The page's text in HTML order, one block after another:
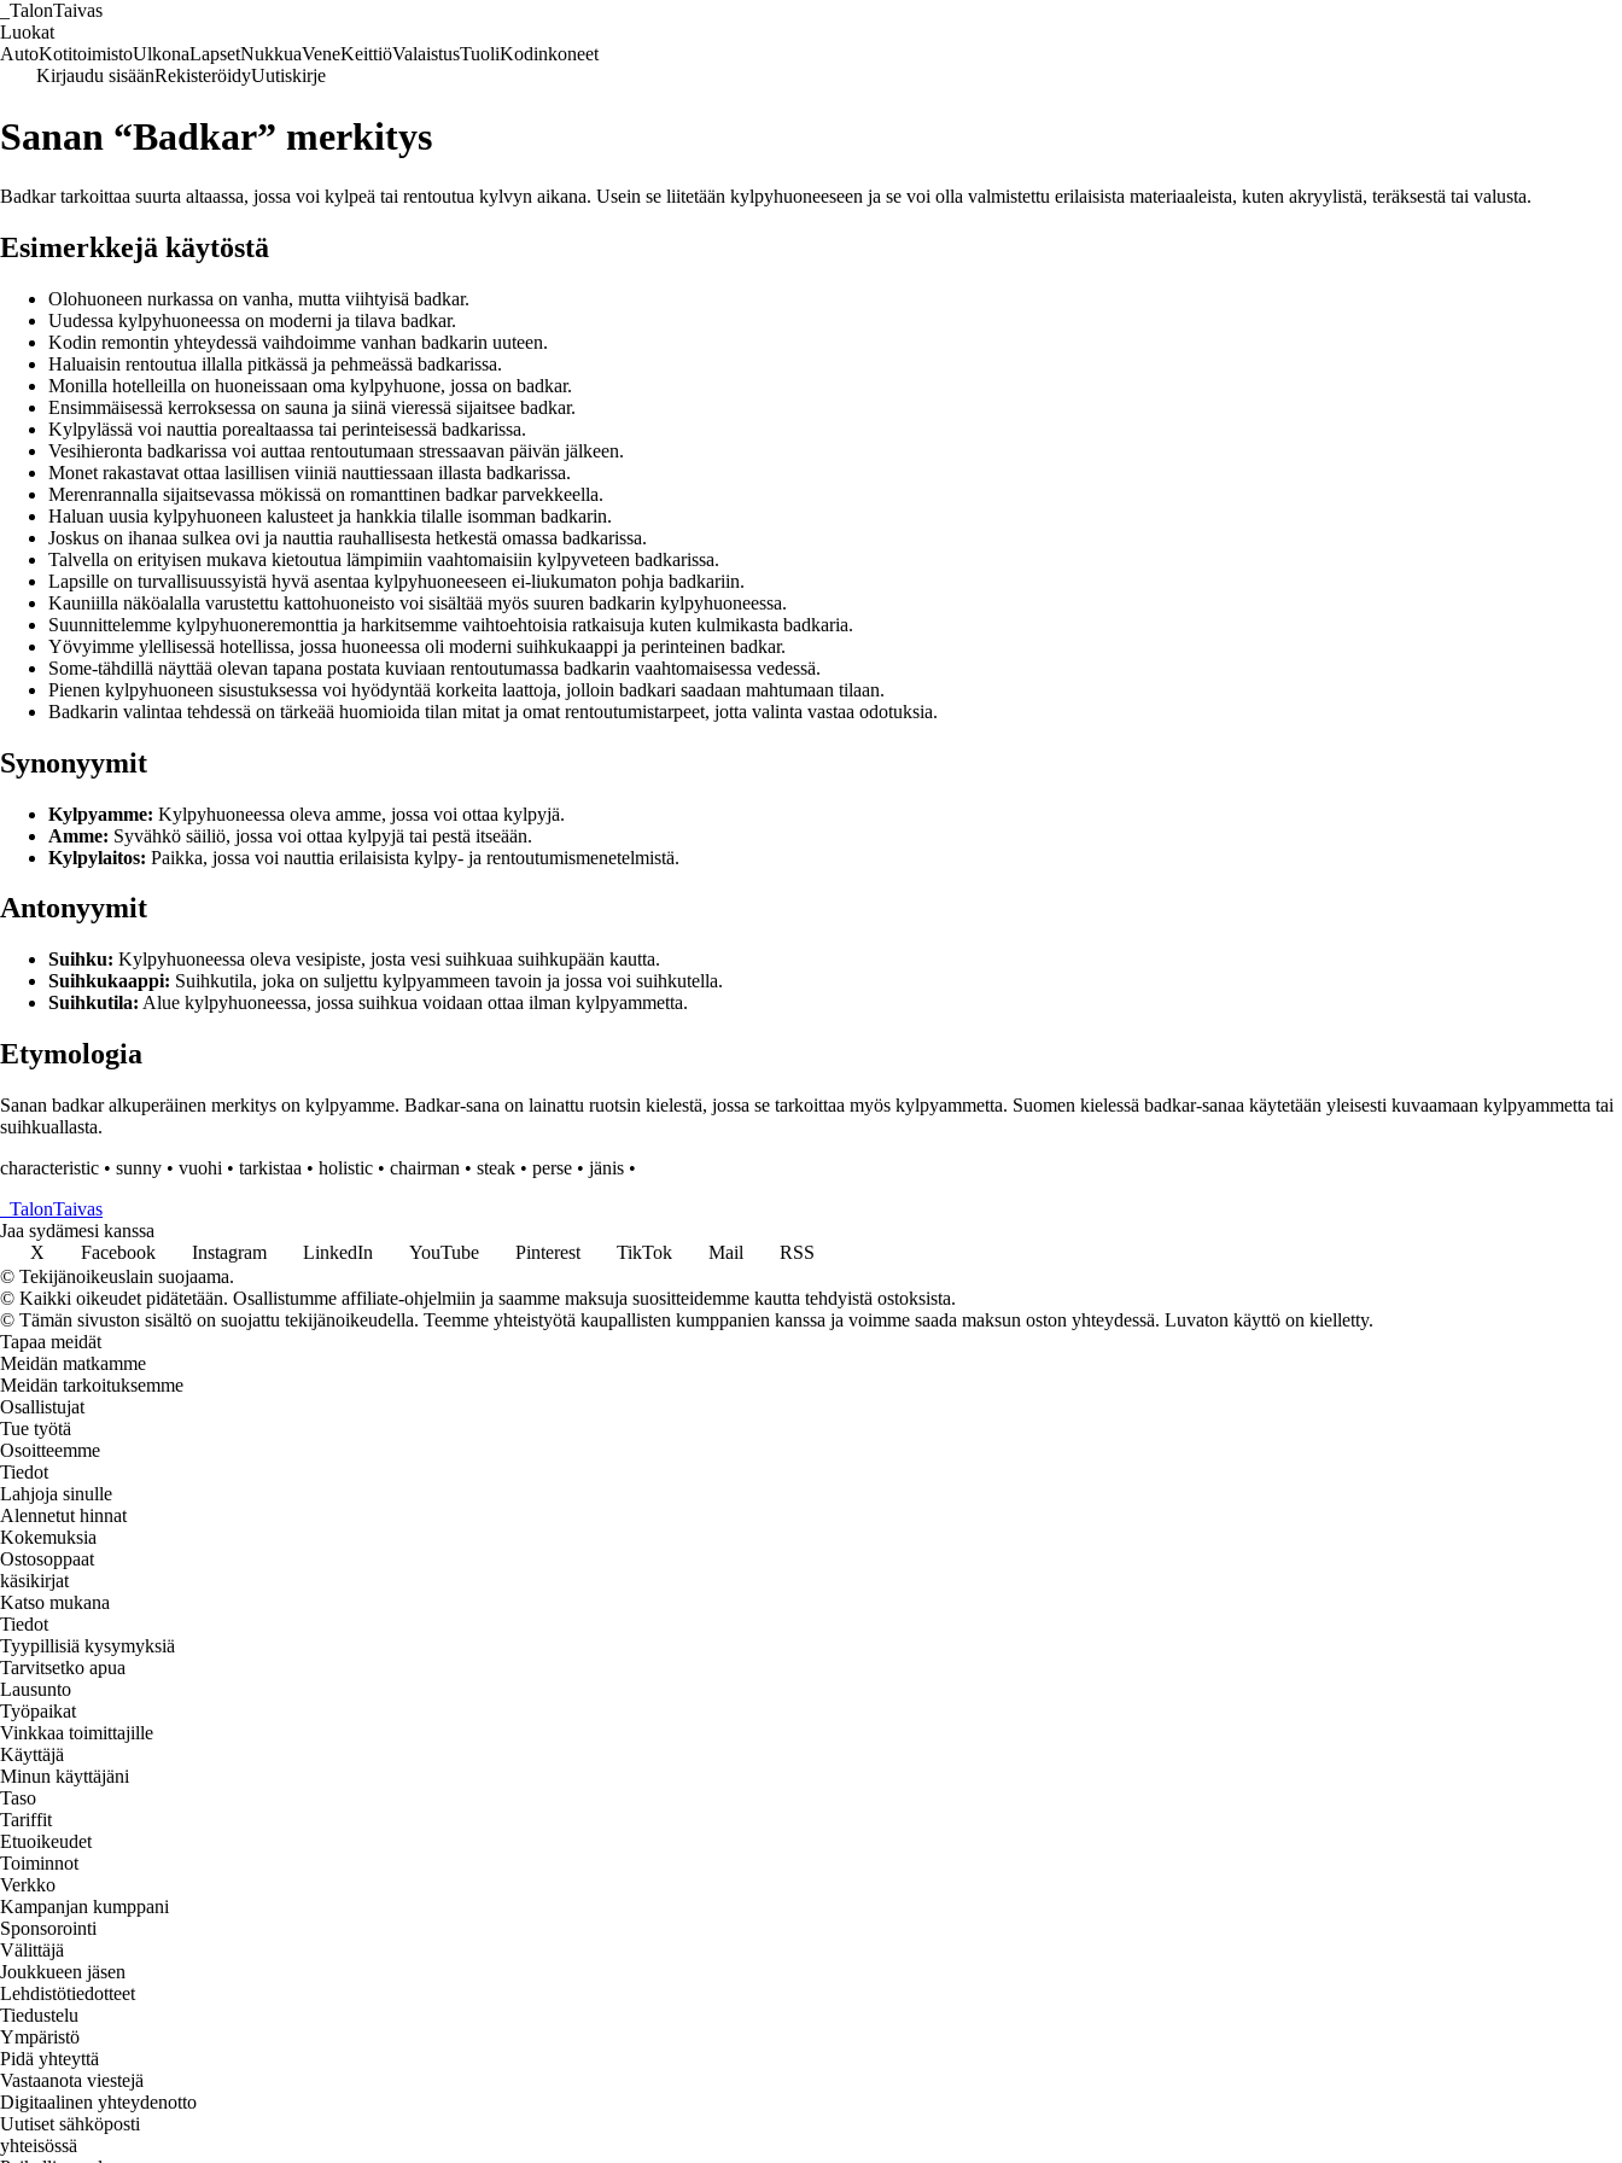
TalonTaivas
Luokat
AutoKotitoimistoUlkonaLapsetNukkuaVeneKeittiöValaistusTuoliKodinkoneet
Kirjaudu sisäänRekisteröidyUutiskirje
Sanan “Badkar” merkitys
Badkar tarkoittaa suurta altaassa, jossa voi kylpeä tai rentoutua kylvyn aikana. Usein se liitetään kylpyhuoneeseen ja se voi olla valmistettu erilaisista materiaaleista, kuten akryylistä, teräksestä tai valusta.
Esimerkkejä käytöstä
Olohuoneen nurkassa on vanha, mutta viihtyisä badkar.
Uudessa kylpyhuoneessa on moderni ja tilava badkar.
Kodin remontin yhteydessä vaihdoimme vanhan badkarin uuteen.
Haluaisin rentoutua illalla pitkässä ja pehmeässä badkarissa.
Monilla hotelleilla on huoneissaan oma kylpyhuone, jossa on badkar.
Ensimmäisessä kerroksessa on sauna ja siinä vieressä sijaitsee badkar.
Kylpylässä voi nauttia porealtaassa tai perinteisessä badkarissa.
Vesihieronta badkarissa voi auttaa rentoutumaan stressaavan päivän jälkeen.
Monet rakastavat ottaa lasillisen viiniä nauttiessaan illasta badkarissa.
Merenrannalla sijaitsevassa mökissä on romanttinen badkar parvekkeella.
Haluan uusia kylpyhuoneen kalusteet ja hankkia tilalle isomman badkarin.
Joskus on ihanaa sulkea ovi ja nauttia rauhallisesta hetkestä omassa badkarissa.
Talvella on erityisen mukava kietoutua lämpimiin vaahtomaisiin kylpyveteen badkarissa.
Lapsille on turvallisuussyistä hyvä asentaa kylpyhuoneeseen ei-liukumaton pohja badkariin.
Kauniilla näköalalla varustettu kattohuoneisto voi sisältää myös suuren badkarin kylpyhuoneessa.
Suunnittelemme kylpyhuoneremonttia ja harkitsemme vaihtoehtoisia ratkaisuja kuten kulmikasta badkaria.
Yövyimme ylellisessä hotellissa, jossa huoneessa oli moderni suihkukaappi ja perinteinen badkar.
Some-tähdillä näyttää olevan tapana postata kuviaan rentoutumassa badkarin vaahtomaisessa vedessä.
Pienen kylpyhuoneen sisustuksessa voi hyödyntää korkeita laattoja, jolloin badkari saadaan mahtumaan tilaan.
Badkarin valintaa tehdessä on tärkeää huomioida tilan mitat ja omat rentoutumistarpeet, jotta valinta vastaa odotuksia.
Synonyymit
Kylpyamme: Kylpyhuoneessa oleva amme, jossa voi ottaa kylpyjä.
Amme: Syvähkö säiliö, jossa voi ottaa kylpyjä tai pestä itseään.
Kylpylaitos: Paikka, jossa voi nauttia erilaisista kylpy- ja rentoutumismenetelmistä.
Antonyymit
Suihku: Kylpyhuoneessa oleva vesipiste, josta vesi suihkuaa suihkupään kautta.
Suihkukaappi: Suihkutila, joka on suljettu kylpyammeen tavoin ja jossa voi suihkutella.
Suihkutila: Alue kylpyhuoneessa, jossa suihkua voidaan ottaa ilman kylpyammetta.
Etymologia
Sanan badkar alkuperäinen merkitys on kylpyamme. Badkar-sana on lainattu ruotsin kielestä, jossa se tarkoittaa myös kylpyammetta. Suomen kielessä badkar-sanaa käytetään yleisesti kuvaamaan kylpyammetta tai
suihkuallasta.
characteristic • sunny • vuohi • tarkistaa • holistic • chairman • steak • perse • jänis •
TalonTaivas
Jaa sydämesi kanssa
X
Facebook Instagram LinkedIn YouTube Pinterest TikTok Mail
RSS
© Tekijänoikeuslain suojaama.
© Kaikki oikeudet pidätetään. Osallistumme affiliate-ohjelmiin ja saamme maksuja suositteidemme kautta tehdyistä ostoksista.
© Tämän sivuston sisältö on suojattu tekijänoikeudella. Teemme yhteistyötä kaupallisten kumppanien kanssa ja voimme saada maksun oston yhteydessä. Luvaton käyttö on kielletty.
Tapaa meidät
Meidän matkamme
Meidän tarkoituksemme
Osallistujat
Tue työtä
Osoitteemme
Tiedot
Lahjoja sinulle
Alennetut hinnat
Kokemuksia
Ostosoppaat
käsikirjat
Katso mukana
Tiedot
Tyypillisiä kysymyksiä
Tarvitsetko apua
Lausunto
Työpaikat
Vinkkaa toimittajille
Käyttäjä
Minun käyttäjäni
Taso
Tariffit
Etuoikeudet
Toiminnot
Verkko
Kampanjan kumppani
Sponsorointi
Välittäjä
Joukkueen jäsen
Lehdistötiedotteet
Tiedustelu
Ympäristö
Pidä yhteyttä
Vastaanota viestejä
Digitaalinen yhteydenotto
Uutiset sähköposti
yhteisössä